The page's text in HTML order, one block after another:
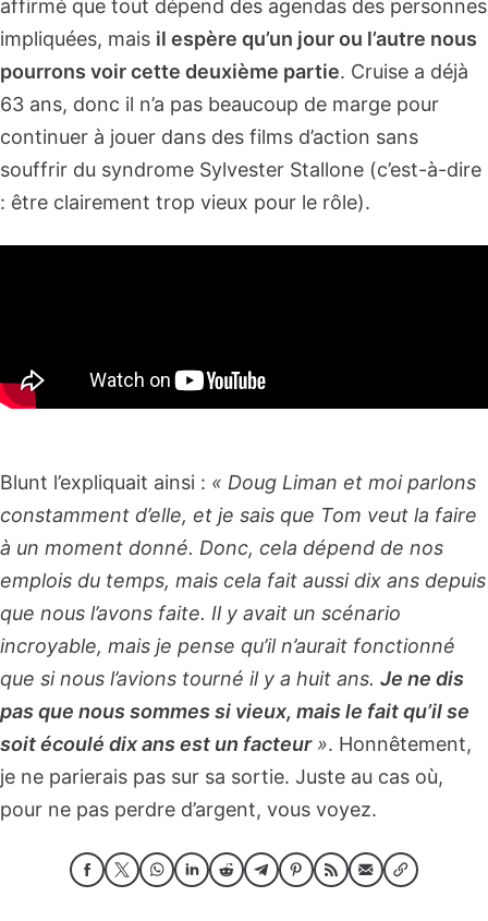
affirmé que tout dépend des agendas des personnes
impliquées, mais il espère qu’un jour ou l’autre nous
pourrons voir cette deuxième partie. Cruise a déjà
63 ans, donc il n’a pas beaucoup de marge pour
continuer à jouer dans des films d’action sans
souffrir du syndrome Sylvester Stallone (c’est-à-dire
: être clairement trop vieux pour le rôle).
Blunt l’expliquait ainsi : « Doug Liman et moi parlons
constamment d’elle, et je sais que Tom veut la faire
à un moment donné. Donc, cela dépend de nos
emplois du temps, mais cela fait aussi dix ans depuis
que nous l’avons faite. Il y avait un scénario
incroyable, mais je pense qu’il n’aurait fonctionné
que si nous l’avions tourné il y a huit ans. Je ne dis
pas que nous sommes si vieux, mais le fait qu’il se
soit écoulé dix ans est un facteur». Honnêtement,
je ne parierais pas sur sa sortie. Juste au cas où,
pour ne pas perdre d’argent, vous voyez.